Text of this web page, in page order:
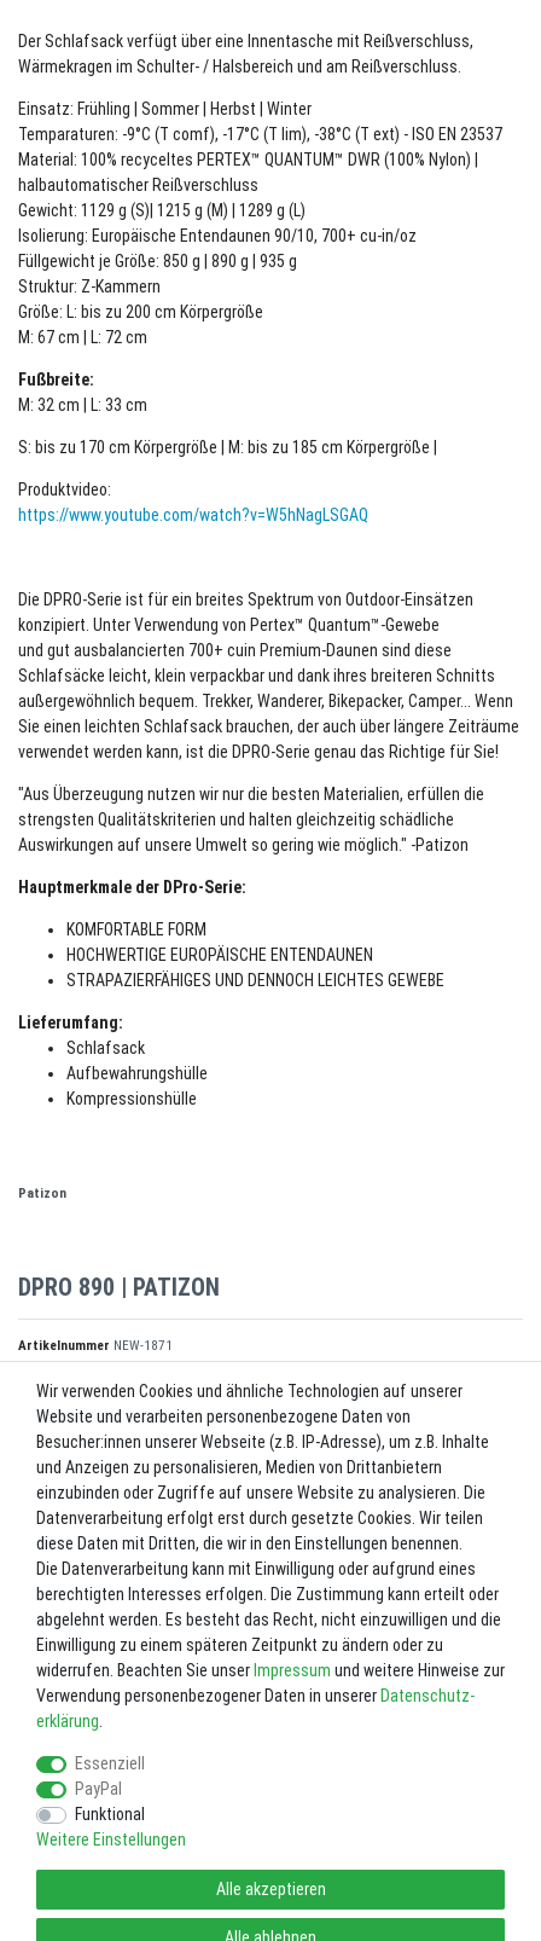
Der Schlafsack verfügt über eine Innentasche mit Reißverschluss,
Wärmekragen im Schulter- / Halsbereich und am Reißverschluss.
Einsatz: Frühling | Sommer | Herbst | Winter
Temparaturen: -9°C (T comf), -17°C (T lim), -38°C (T ext) - ISO EN 23537
Material: 100% recyceltes PERTEX™ QUANTUM™ DWR (100% Nylon) |
halbautomatischer Reißverschluss
Gewicht: 1129 g (S)| 1215 g (M) | 1289 g (L)
Isolierung: Europäische Entendaunen 90/10, 700+ cu-in/oz
Füllgewicht je Größe: 850 g | 890 g | 935 g
Struktur: Z-Kammern
Größe: L: bis zu 200 cm Körpergröße
M: 67 cm | L: 72 cm
Fußbreite:
M: 32 cm | L: 33 cm
S: bis zu 170 cm Körpergröße | M: bis zu 185 cm Körpergröße |
Produktvideo:
https://www.youtube.com/watch?v=W5hNagLSGAQ
Die DPRO-Serie ist für ein breites Spektrum von Outdoor-Einsätzen
konzipiert. Unter Verwendung von Pertex™ Quantum™-Gewebe
und gut ausbalancierten 700+ cuin Premium-Daunen sind diese
Schlafsäcke leicht, klein verpackbar und dank ihres breiteren Schnitts
außergewöhnlich bequem. Trekker, Wanderer, Bikepacker, Camper... Wenn
Sie einen leichten Schlafsack brauchen, der auch über längere Zeiträume
verwendet werden kann, ist die DPRO-Serie genau das Richtige für Sie!
"Aus Überzeugung nutzen wir nur die besten Materialien, erfüllen die
strengsten Qualitätskriterien und halten gleichzeitig schädliche
Auswirkungen auf unsere Umwelt so gering wie möglich." -Patizon
Hauptmerkmale der DPro-Serie:
KOMFORTABLE FORM
HOCHWERTIGE EUROPÄISCHE ENTENDAUNEN
STRAPAZIERFÄHIGES UND DENNOCH LEICHTES GEWEBE
Lieferumfang:
Schlafsack
Aufbewahrungshülle
Kompressionshülle
Patizon
DPRO 890 | PATIZON
Artikelnummer NEW-1871
449,00 EUR*
Nicht lagernd. Bitte fragen Sie uns vor einer Bestellung. 02602-8727
In den Warenkorb
Wunschliste
* inkl. ges. MwSt. zzgl. Versandkosten
Impressum
Widerrufs­recht Vertrag widerrufen
Wir verwenden Cookies und ähnliche Technologien auf unserer
Website und verarbeiten personenbezogene Daten von
Besucher:innen unserer Webseite (z.B. IP-Adresse), um z.B. Inhalte
und Anzeigen zu personalisieren, Medien von Drittanbietern
einzubinden oder Zugriffe auf unsere Website zu analysieren. Die
Datenverarbeitung erfolgt erst durch gesetzte Cookies. Wir teilen
diese Daten mit Dritten, die wir in den Einstellungen benennen.
Die Datenverarbeitung kann mit Einwilligung oder aufgrund eines
berechtigten Interesses erfolgen. Die Zustimmung kann erteilt oder
abgelehnt werden. Es besteht das Recht, nicht einzuwilligen und die
Einwilligung zu einem späteren Zeitpunkt zu ändern oder zu
widerrufen. Beachten Sie unser Impressum und weitere Hinweise zur
Verwendung personenbezogener Daten in unserer Daten­schutz­
erklärung
Essenziell
PayPal
Funktional
Weitere Einstellungen
Alle akzeptieren